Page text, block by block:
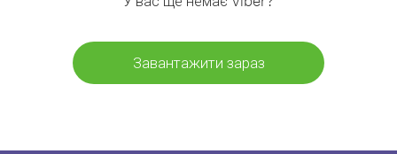
Завантажити зараз